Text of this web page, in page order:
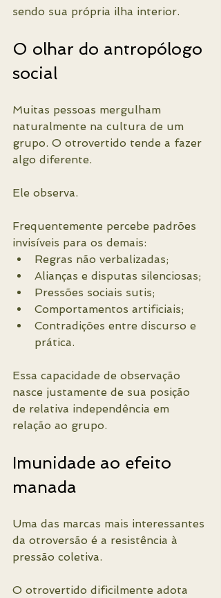
sendo sua própria ilha interior.
O olhar do antropólogo
social
Muitas pessoas mergulham
naturalmente na cultura de um
grupo. O otrovertido tende a fazer
algo diferente.
Ele observa.
Frequentemente percebe padrões
invisíveis para os demais:
Regras não verbalizadas;
Alianças e disputas silenciosas;
Pressões sociais sutis;
Comportamentos artificiais;
Contradições entre discurso e
prática.
Essa capacidade de observação
nasce justamente de sua posição
de relativa independência em
relação ao grupo.
Imunidade ao efeito
manada
Uma das marcas mais interessantes
da otroversão é a resistência à
pressão coletiva.
O otrovertido dificilmente adota